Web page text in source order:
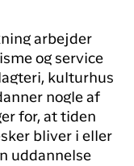
arbejder
og service
kulturhus
nogle af
for, at tiden
bliver i eller
uddannelse